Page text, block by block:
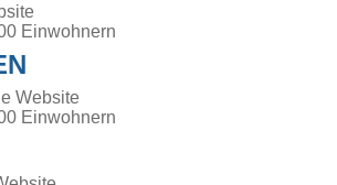
Einwohnern
Website
Einwohnern